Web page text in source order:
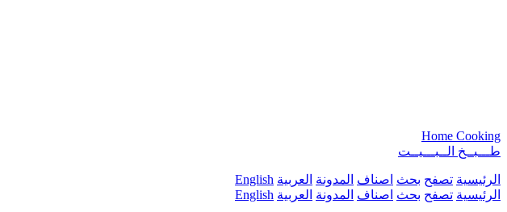
Home Cooking
طـــبــخ الــبـــيــت
الرئيسية تصفح بحث اصناف المدونة العربية English
الرئيسية تصفح بحث اصناف المدونة العربية English